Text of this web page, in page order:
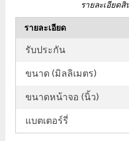
รายละเอียด
รายละเอียด
รับประกัน
ขนาด (มิลลิเมตร)
ขนาดหน้าจอ (นิ้ว)
แบตเตอร์รี่